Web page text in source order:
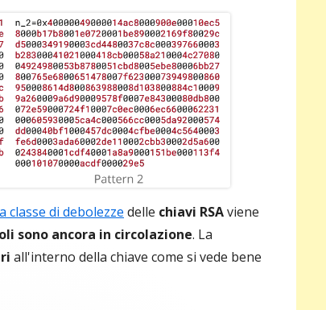
classe di debolezze delle chiavi RSAviene
sono ancora in circolazione. La
all'interno della chiave come si vede bene